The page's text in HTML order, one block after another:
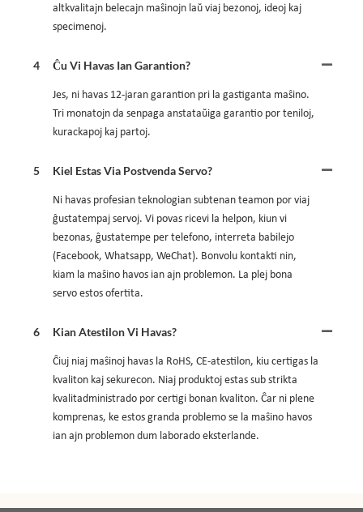
altkvalitajn belecajn maŝinojn laŭ viaj bezonoj, ideoj kaj
specimenoj.
4 Ĉu Vi Havas Ian Garantion?
Jes, ni havas 12-jaran garantion pri la gastiganta maŝino.
Tri monatojn da senpaga anstataŭiga garantio por teniloj,
kurackapoj kaj partoj.
5 Kiel Estas Via Postvenda Servo?
Ni havas profesian teknologian subtenan teamon por viaj
ĝustatempaj servoj. Vi povas ricevi la helpon, kiun vi
bezonas, ĝustatempe per telefono, interreta babilejo
(Facebook, Whatsapp, WeChat). Bonvolu kontakti nin,
kiam la maŝino havos ian ajn problemon. La plej bona
servo estos ofertita.
6 Kian Atestilon Vi Havas?
Ĉiuj niaj maŝinoj havas la RoHS, CE-atestilon, kiu certigas la
kvaliton kaj sekurecon. Niaj produktoj estas sub strikta
kvalitadministrado por certigi bonan kvaliton. Ĉar ni plene
komprenas, ke estos granda problemo se la maŝino havos
ian ajn problemon dum laborado eksterlande.